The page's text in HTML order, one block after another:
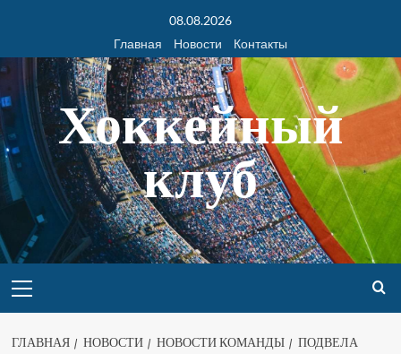
08.08.2026
Главная
Новости Контакты
Хоккейный
клуб
ГЛАВНАЯ НОВОСТИ НОВОСТИ КОМАНДЫ
ПОДВЕЛА